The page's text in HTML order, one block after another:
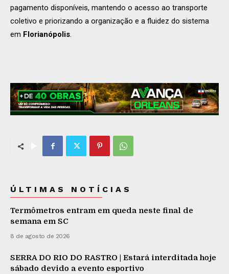
pagamento disponíveis, mantendo o acesso ao transporte
coletivo e priorizando a organização e a fluidez do sistema
em Florianópolis.
ÚLTIMAS NOTÍCIAS
Termômetros entram em queda neste final de
semana em SC
8 de agosto de 2026
SERRA DO RIO DO RASTRO | Estará interditada hoje
sábado devido a evento esportivo